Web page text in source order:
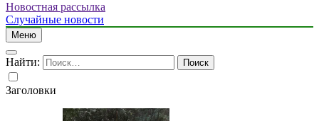
Новостная рассылка
Случайные новости
Меню
Найти:
Заголовки